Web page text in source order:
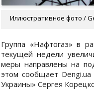
Иллюстративное фото /
Группа «Нафтогаз» в
текущей недели
меры направлены на
этом сообщает
Украины» Сергея